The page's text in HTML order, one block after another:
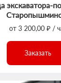
экскаватора-
от 3 200,00 ₽ /
Заказать